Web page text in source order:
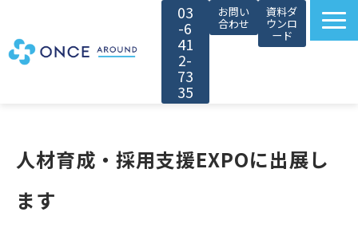
03
-6
41
2-
73
35
お問い
合わせ
資料ダ
ウンロ
ード
サービス紹介
人材育成・採用支援EXPOに出展し
ます